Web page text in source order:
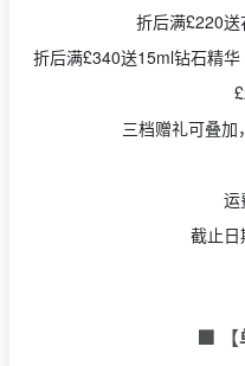
折后满£220
折后满£340送15ml钻石精
三档赠礼可叠加
运
截止日
🟩 【